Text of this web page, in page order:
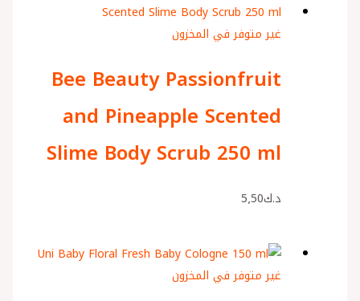
غير متوفر في المخزون
Bee Beauty Passionfruit
and Pineapple Scented
Slime Body Scrub 250 ml
د.ك5٫50
غير متوفر في المخزون